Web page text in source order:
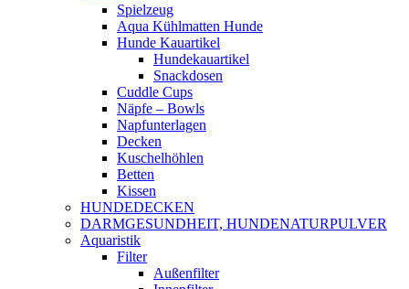
Spielzeug
Aqua Kühlmatten Hunde
Hunde Kauartikel
Hundekauartikel
Snackdosen
Cuddle Cups
Näpfe – Bowls
Napfunterlagen
Decken
Kuschelhöhlen
Betten
Kissen
HUNDEDECKEN
DARMGESUNDHEIT, HUNDENATURPULVER
Aquaristik
Filter
Außenfilter